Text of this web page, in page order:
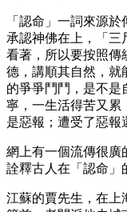
「認命」一詞來源
承認神佛在上，「三
看著，所以要按照傳
德，講順其自然，就
的爭爭鬥鬥，是不是
寧，一生活得苦又累
是惡報；遭受了惡報
網上有一個流傳很廣
詮釋古人在「認命」
江蘇的賈先生，在上